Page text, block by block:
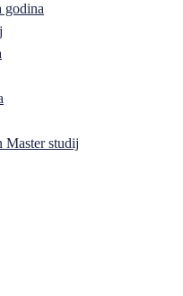
godina
Master studij